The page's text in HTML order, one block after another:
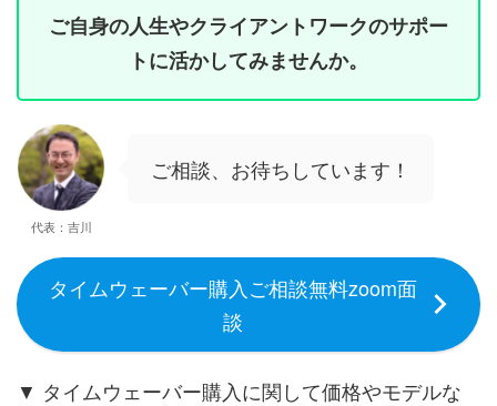
ご自身の人生やクライアントワークのサポー
トに活かしてみませんか。
代表：吉川
ご相談、お待ちしています！
タイムウェーバー購入ご相談無料zoom面
談
▼ タイムウェーバー購入に関して価格やモデルな